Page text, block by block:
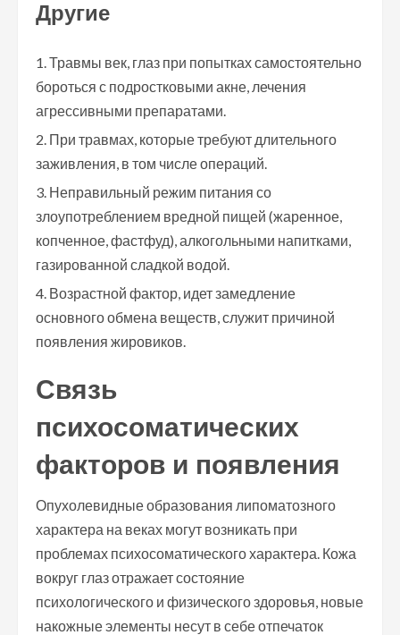
Другие
Травмы век, глаз при попытках самостоятельно
бороться с подростковыми акне, лечения
агрессивными препаратами.
При травмах, которые требуют длительного
заживления, в том числе операций.
Неправильный режим питания со
злоупотреблением вредной пищей (жаренное,
копченное, фастфуд), алкогольными напитками,
газированной сладкой водой.
Возрастной фактор, идет замедление
основного обмена веществ, служит причиной
появления жировиков.
Связь
психосоматических
факторов и появления
Опухолевидные образования липоматозного
характера на веках могут возникать при
проблемах психосоматического характера. Кожа
вокруг глаз отражает состояние
психологического и физического здоровья, новые
накожные элементы несут в себе отпечаток